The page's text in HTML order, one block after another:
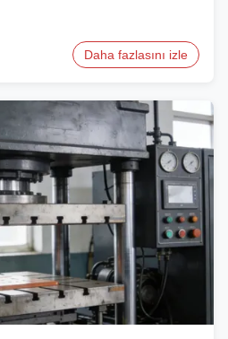
Daha fazlasını izle